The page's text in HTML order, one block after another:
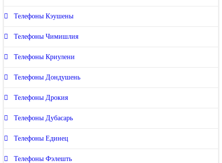
Телефоны Кэушены
Телефоны Чимишлия
Телефоны Криулени
Телефоны Дондушень
Телефоны Дрокия
Телефоны Дубасарь
Телефоны Единец
Телефоны Фэлешть